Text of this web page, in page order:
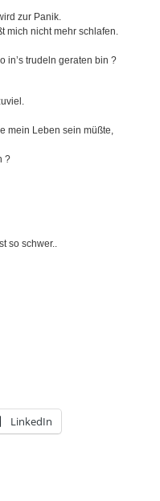
zur Panik.
mich nicht mehr schlafen.
in’s trudeln geraten bin ?
mein Leben sein müßte,
?
so schwer..
LinkedIn